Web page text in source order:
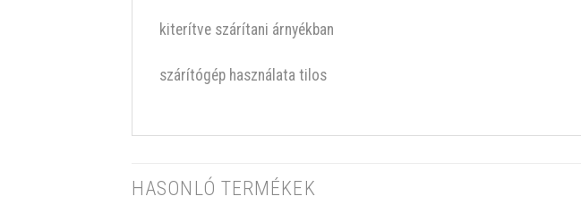
kiterítve szárítani árnyékban
szárítógép használata tilos
HASONLÓ TERMÉKEK